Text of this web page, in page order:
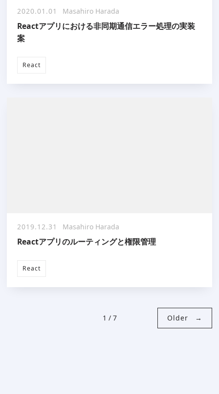
2020.01.01 Masahiro Harada
Reactアプリにおける非同期通信エラー処理の実装
案
React
2019.12.31 Masahiro Harada
Reactアプリのルーティングと権限管理
React
1 / 7 Older →